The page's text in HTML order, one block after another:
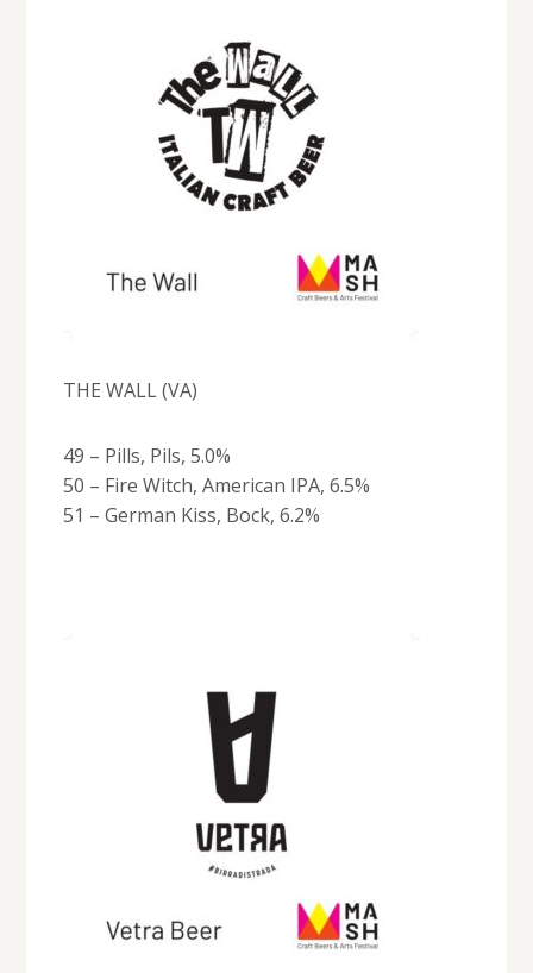
THE WALL (VA)
49 – Pills, Pils, 5.0%
50 – Fire Witch, American IPA, 6.5%
51 – German Kiss, Bock, 6.2%